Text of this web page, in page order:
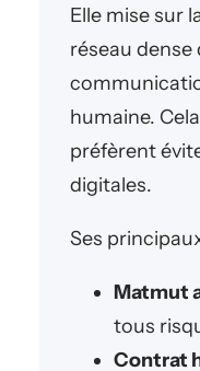
Elle mise sur
réseau dense
humaine.
préfèrent
digitales.
Ses
Matmut
tous
Contrat